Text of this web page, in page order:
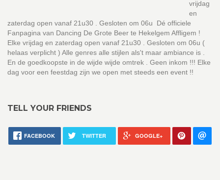
vrijdag
en
zaterdag open vanaf 21u30 . Gesloten om 06u Dé officiele
Fanpagina van Dancing De Grote Beer te Hekelgem Affligem !
Elke vrijdag en zaterdag open vanaf 21u30 . Gesloten om 06u (
helaas verplicht ) Alle genres alle stijlen als't maar ambiance is .
En de goedkoopste in de wijde wijde omtrek . Geen inkom !!! Elke
dag voor een feestdag zijn we open met steeds een event !!
TELL YOUR FRIENDS
FACEBOOK TWITTER GOOGLE+